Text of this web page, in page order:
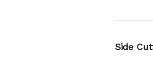
Side